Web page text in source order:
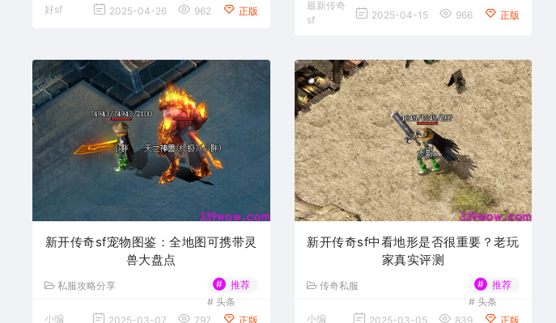
好sf 2025-04-26 962 正版
最新传奇
sf
2025-04-15 966 正版
新开传奇sf宠物图鉴：全地图可携带灵
兽大盘点
私服攻略分享 #
推荐
# 头条
小编
2025-03-07 797 正版
新开传奇sf中看地形是否很重要？老玩
家真实评测
传奇私服 #
推荐
# 头条
小编
2025-03-05 839 正版